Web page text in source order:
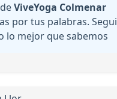
ViveYoga Colmenar
por tus palabras.
lo mejor que sabemos